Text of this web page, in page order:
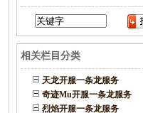
相关栏目分类
天龙开服一条龙服务
奇迹Mu开服一条龙服务
烈焰开服一条龙服务